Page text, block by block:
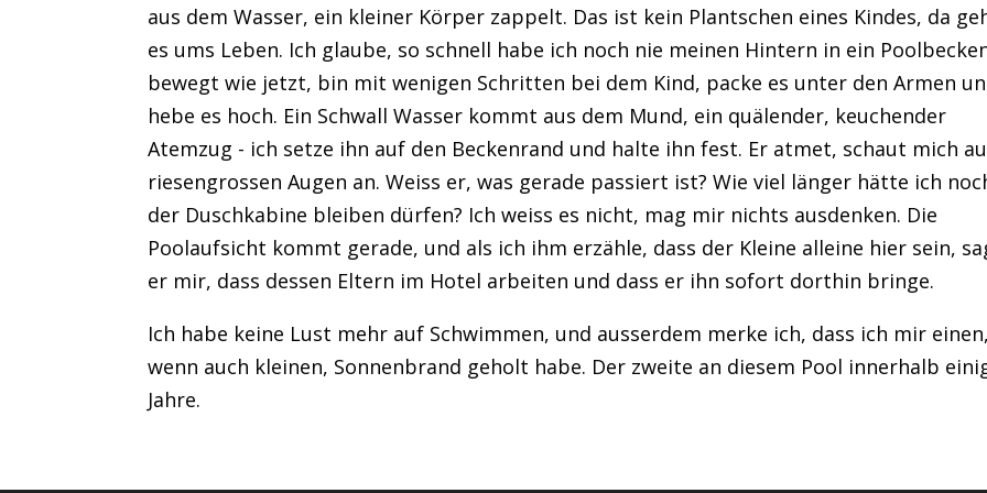
aus dem Wasser, ein kleiner Körper zappelt. Das ist kein Plantschen eines Kindes, da
es ums Leben. Ich glaube, so schnell habe ich noch nie meinen Hintern in ein
bewegt wie jetzt, bin mit wenigen Schritten bei dem Kind, packe es unter den Armen
hebe es hoch. Ein Schwall Wasser kommt aus dem Mund, ein quälender, keuchender
Atemzug - ich setze ihn auf den Beckenrand und halte ihn fest. Er atmet, schaut mich
riesengrossen Augen an. Weiss er, was gerade passiert ist? Wie viel länger hätte ich
der Duschkabine bleiben dürfen? Ich weiss es nicht, mag mir nichts ausdenken. Die
Poolaufsicht kommt gerade, und als ich ihm erzähle, dass der Kleine alleine hier sein,
er mir, dass dessen Eltern im Hotel arbeiten und dass er ihn sofort dorthin bringe.
Ich habe keine Lust mehr auf Schwimmen, und ausserdem merke ich, dass ich mir einen,
wenn auch kleinen, Sonnenbrand geholt habe. Der zweite an diesem Pool innerhalb
Jahre.